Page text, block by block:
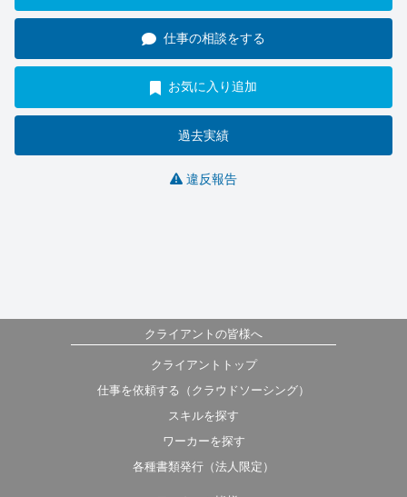
仕事の相談をする
お気に入り追加
過去実績
違反報告
クライアントの皆様へ
クライアントトップ
仕事を依頼する（クラウドソーシング）
スキルを探す
ワーカーを探す
各種書類発行（法人限定）